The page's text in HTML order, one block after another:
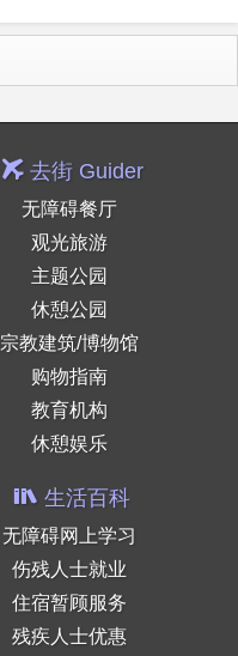
去街 Guider
无障碍餐厅
观光旅游
主题公园
休憩公园
宗教建筑/博物馆
购物指南
教育机构
休憩娱乐
生活百科
无障碍网上学习
伤残人士就业
住宿暂顾服务
残疾人士优惠